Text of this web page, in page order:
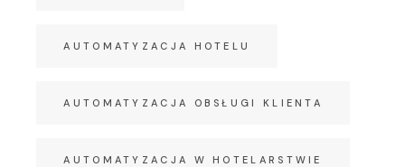
AUTOMATYZACJA HOTELU
AUTOMATYZACJA OBSŁUGI KLIENTA
AUTOMATYZACJA W HOTELARSTWIE